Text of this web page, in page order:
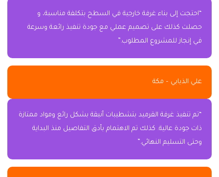
“احتجت إلى بناء غرفة خارجية في السطح بتكلفة مناسبة، و
حصلت كذلك على تصميم عملي مع جودة تنفيذ رائعة وسرعة
في إنجاز للمشروع المطلوب.”
علي الذيابي – مكة
“تم تنفيذ غرفة القرميد بتشطيبات أنيقة بشكل رائع ومواد ممتازة
ذات جودة عالية. كذلك تم الاهتمام بأدق التفاصيل منذ البداية
وحتى التسليم النهائي.”